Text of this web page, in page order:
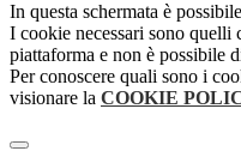
In questa schermata è
I cookie necessari sono quelli
piattaforma e non è possibile
Per conoscere quali sono i
visionare la COOKIE